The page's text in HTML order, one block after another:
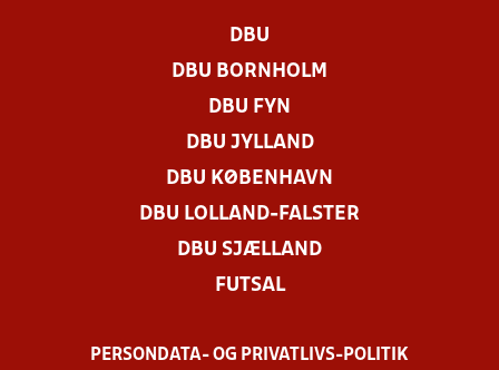
DBU
DBU BORNHOLM
DBU FYN
DBU JYLLAND
DBU KØBENHAVN
DBU LOLLAND-FALSTER
DBU SJÆLLAND
FUTSAL
PERSONDATA- OG PRIVATLIVS-POLITIK